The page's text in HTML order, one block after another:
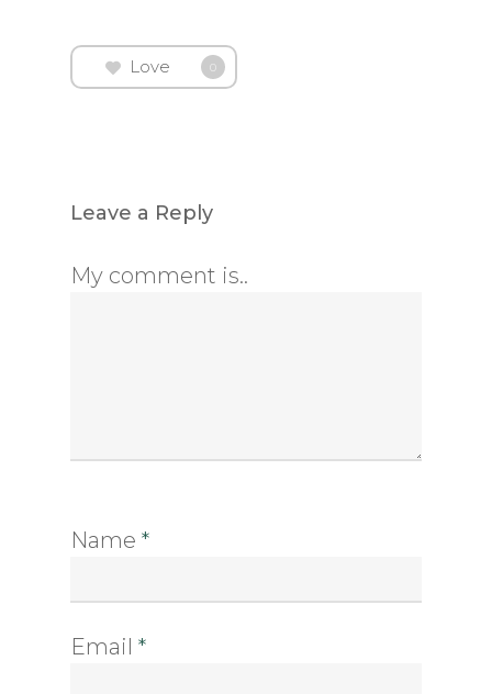
Love 0
Leave a Reply
My comment is..
Name *
Email *